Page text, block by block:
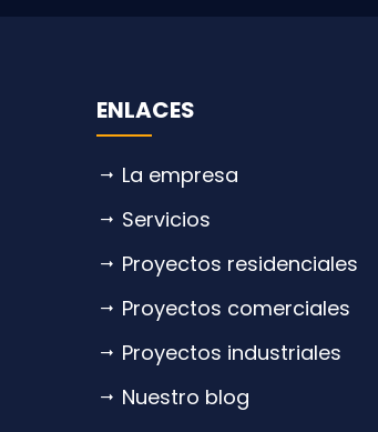
ENLACES
La empresa
Servicios
Proyectos residenciales
Proyectos comerciales
Proyectos industriales
Nuestro blog